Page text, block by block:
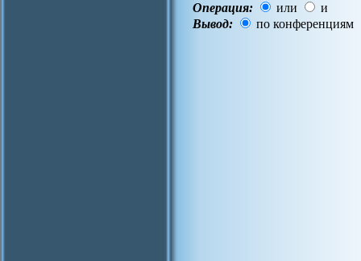
Операция:
или
и
Вывод:
по конференциям